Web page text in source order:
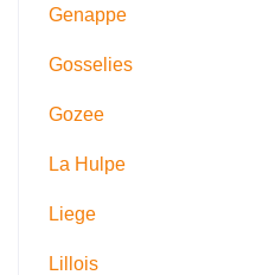
Genappe
Gosselies
Gozee
La Hulpe
Liege
Lillois